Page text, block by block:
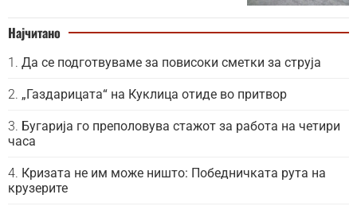
Најчитано
Да се подготвуваме за повисоки сметки за струја
„Газдарицата“ на Куклица отиде во притвор
Бугарија го преполовува стажот за работа на четири
часа
Кризата не им може ништо: Победничката рута на
крузерите